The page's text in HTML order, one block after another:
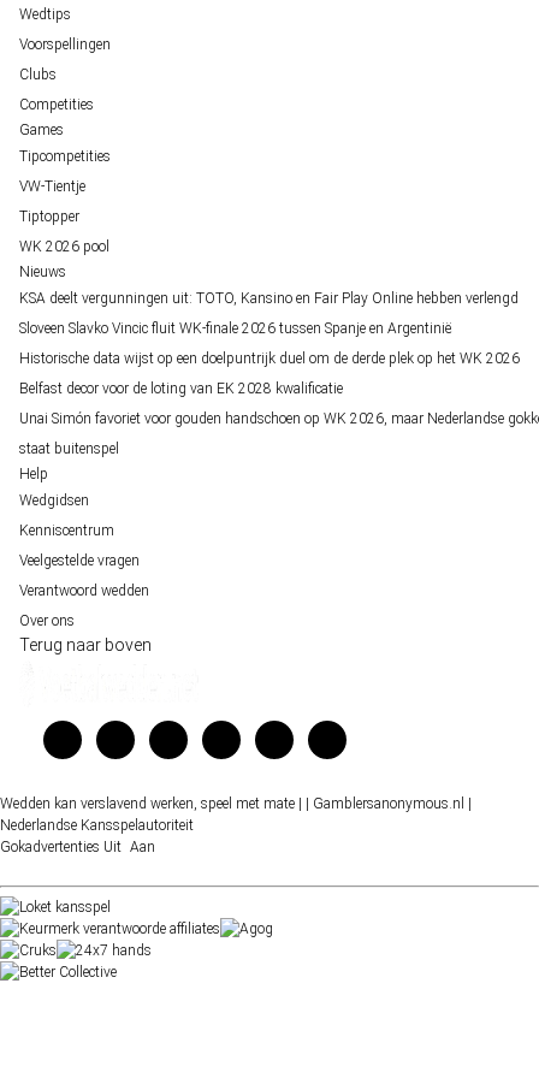
Wedtips
Voorspellingen
Clubs
Competities
Games
Tipcompetities
VW-Tientje
Tiptopper
WK 2026 pool
Nieuws
KSA deelt vergunningen uit: TOTO, Kansino en Fair Play Online hebben verlengd
Sloveen Slavko Vincic fluit WK-finale 2026 tussen Spanje en Argentinië
Historische data wijst op een doelpuntrijk duel om de derde plek op het WK 2026
Belfast decor voor de loting van EK 2028 kwalificatie
Unai Simón favoriet voor gouden handschoen op WK 2026, maar Nederlandse
staat buitenspel
Help
Wedgidsen
Kenniscentrum
Veelgestelde vragen
Verantwoord wedden
Over ons
Terug naar boven
Wedden kan verslavend werken, speel met mate | | Gamblersanonymous.nl
Nederlandse Kansspelautoriteit
Gokadvertenties Uit Aan